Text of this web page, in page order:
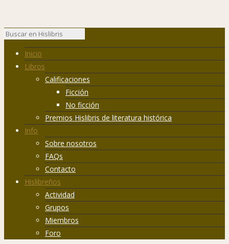
Inicio
Libros
Calificaciones
Ficción
No ficción
Premios Hislibris de literatura histórica
Info
Sobre nosotros
FAQs
Contacto
Hislibreños
Actividad
Grupos
Miembros
Foro